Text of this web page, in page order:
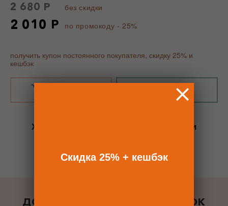
2 680 Р без скидки
2 010 Р по промокоду - 25%
получить купон постоянного покупателя, скидку 25% и
кешбэк
КУПИТЬ В 1 КЛИК
Хотите сразу
и
ДОБАВИТЬ К ЗАКАЗУ ПОДАРОК
Скидка 25% + кешбэк